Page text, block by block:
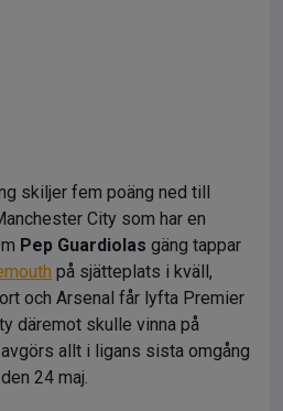
skiljer fem poäng ned till
City som har en
Pep Guardiolas gäng tappar
på sjätteplats i kväll,
och Arsenal får lyfta Premier
däremot skulle vinna på
allt i ligans sista omgång
24 maj.